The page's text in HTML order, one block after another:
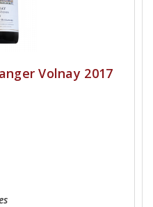
Volnay 2017